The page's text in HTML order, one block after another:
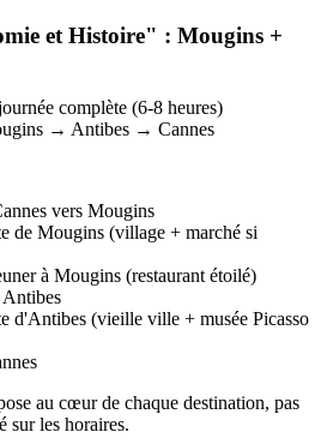
et Histoire" : Mougins +
complète (6-8 heures)
→ Antibes → Cannes
vers Mougins
de Mougins (village + marché si
à Mougins (restaurant étoilé)
Antibes
d'Antibes (vieille ville + musée Picasso
au cœur de chaque destination, pas
sur les horaires.